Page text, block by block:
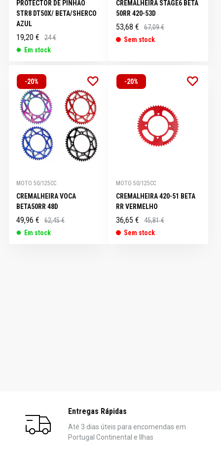
PROTECTOR DE PINHAO
STR8 DT50X/ BETA/SHERCO
AZUL
19,20 €
24 €
Em stock
CREMALHEIRA STAGE6 BETA
50RR 420-53D
53,68 €
67,09 €
Sem stock
-20%
MOTO 50/125CC
CREMALHEIRA VOCA
BETA50RR 48D
49,96 €
62,45 €
Em stock
-20%
MOTO 50/125CC
CREMALHEIRA 420-51 BETA
RR VERMELHO
36,65 €
45,81 €
Sem stock
Entregas Rápidas
Até 3 dias úteis para encomendas em
Portugal Continental e Ilhas